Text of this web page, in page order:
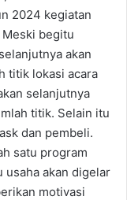
2024 kegiatan
begitu
akan
titik lokasi acara
selanjutnya
titik. Selain itu
dan pembeli.
satu program
usaha akan digelar
motivasi